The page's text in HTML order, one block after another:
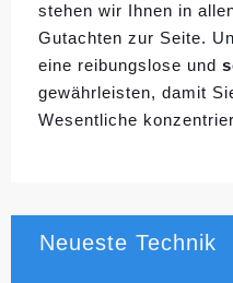
stehen wir Ihnen in
Gutachten zur Seite.
eine reibungslose und
gewährleisten, damit
Wesentliche
Neueste Technik